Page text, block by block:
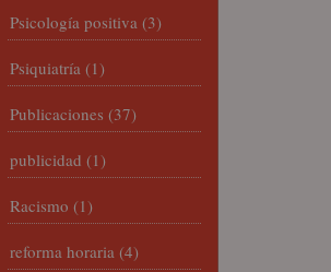
Psicología positiva (3)
Psiquiatría (1)
Publicaciones (37)
publicidad (1)
Racismo (1)
reforma horaria (4)